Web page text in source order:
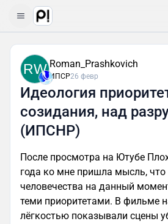
RW Roman_Prashkovich
ИПСР26 февр
Идеология
созидания, над
(ИПСНР)
После просмотра на Ютубе
года ко мне пришла мысль, что
человечества на данный
теми приоритетами. В фильме
лёгкостью показывали сцены